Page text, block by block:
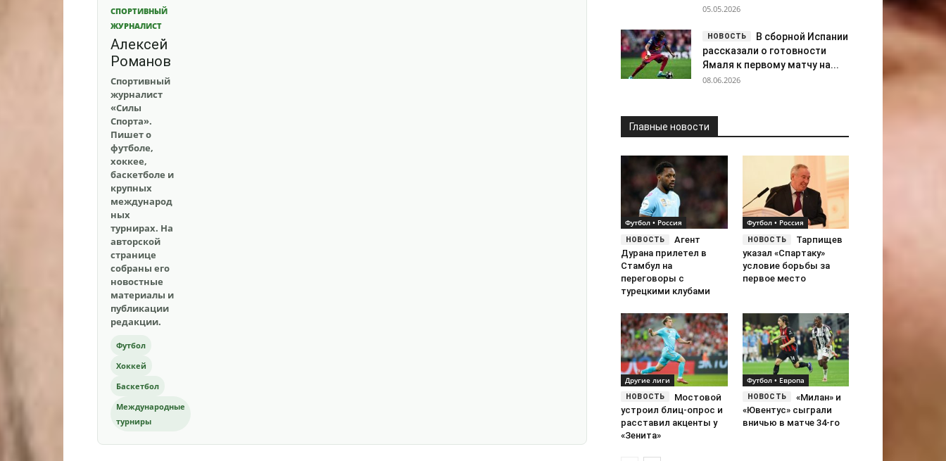
СПОРТИВНЫЙ
ЖУРНАЛИСТ
Алексей
Романов
Спортивный
журналист
«Силы
Спорта».
Пишет о
футболе,
хоккее,
баскетболе и
крупных
международ
ных
турнирах. На
авторской
странице
собраны его
новостные
материалы и
публикации
редакции.
Футбол
Хоккей
Баскетбол
Международные
турниры
05.05.2026
В сборной Испании
рассказали о готовности
Ямаля к первому матчу на...
08.06.2026
Главные новости
Футбол • Россия
Агент
Дурана прилетел в
Стамбул на
переговоры с
турецкими клубами
Футбол • Россия
Тарпищев
указал «Спартаку»
условие борьбы за
первое место
­Другие лиги
Мостовой
устроил блиц-опрос и
расставил акценты у
«Зенита»
Футбол • Европа
«Милан» и
«Ювентус» сыграли
вничью в матче 34-го